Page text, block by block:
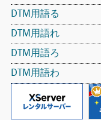
DTM用語る
DTM用語れ
DTM用語ろ
DTM用語わ